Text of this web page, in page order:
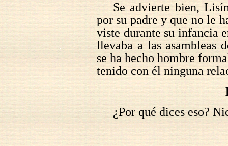
Se advierte bien,
por su padre y que no le
viste durante su infancia
llevaba a las asambleas
se ha hecho hombre
tenido con él ninguna
¿Por qué dices eso?